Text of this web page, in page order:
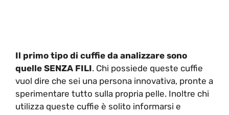
Il primo tipo di cuffie da analizzare sono
quelle SENZA FILI. Chi possiede queste cuffie
vuol dire che sei una persona innovativa, pronte a
sperimentare tutto sulla propria pelle. Inoltre chi
utilizza queste cuffie è solito informarsi e